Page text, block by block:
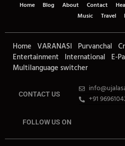
Home Blog About Contact
Music
Travel
Home VARANASI Purvanchal
Entertainment International E-
Multilanguage switcher
CONTACT US
+91
FOLLOW US ON